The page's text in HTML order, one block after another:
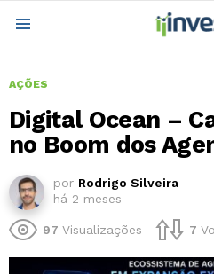
AÇÕES
Digital Ocean –
no Boom dos
por Rodrigo Silveira
há 2 meses
97 Visualizações 7